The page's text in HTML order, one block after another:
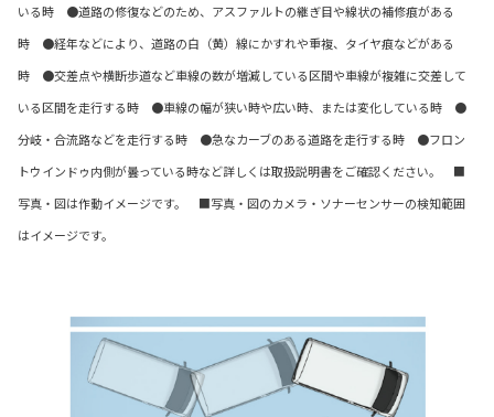
いる時 ●道路の修復などのため、アスファルトの継ぎ目や線状の補修痕がある
時 ●経年などにより、道路の白（黄）線にかすれや重複、タイヤ痕などがある
時 ●交差点や横断歩道など車線の数が増減している区間や車線が複雑に交差して
いる区間を走行する時 ●車線の幅が狭い時や広い時、または変化している時 ●
分岐・合流路などを走行する時 ●急なカーブのある道路を走行する時 ●フロン
トウインドゥ内側が曇っている時など詳しくは取扱説明書をご確認ください。 ■
写真・図は作動イメージです。 ■写真・図のカメラ・ソナーセンサーの検知範囲
はイメージです。